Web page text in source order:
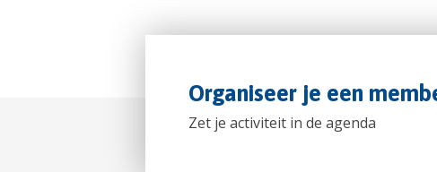
Organiseer je een
Zet je activiteit in de agenda